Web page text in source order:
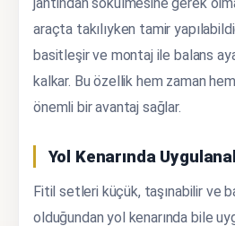
araçta takılıyken tamir
basitleşir ve montaj ile balans
kalkar. Bu özellik hem zaman
önemli bir avantaj sağlar.
Yol Kenarında
Fitil setleri küçük, taşınabilir ve
olduğundan yol kenarında bile